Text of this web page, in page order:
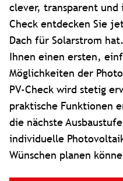
clever, transparent
Check entdecken Sie
Dach für Solarstrom
Ihnen einen ersten,
Möglichkeiten der
PV-Check wird stetig
praktische Funktionen
die nächste
individuelle
Wünschen planen